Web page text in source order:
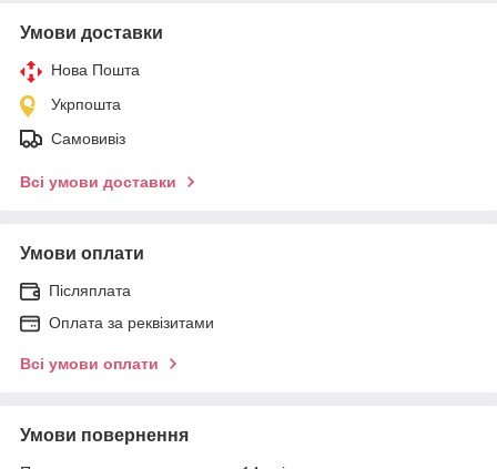
Умови доставки
Нова Пошта
Укрпошта
Самовивіз
Всі умови доставки
Умови оплати
Післяплата
Оплата за реквізитами
Всі умови оплати
Умови повернення